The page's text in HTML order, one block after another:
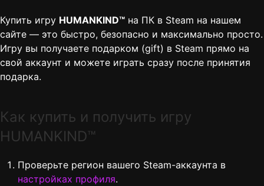
Купить игру HUMANKIND™ на ПК в Steam на нашем
сайте — это быстро, безопасно и максимально просто.
Игру вы получаете подарком (gift) в Steam прямо на
свой аккаунт и можете играть сразу после принятия
подарка.
Как купить и получить игру
HUMANKIND™
Проверьте регион вашего Steam-аккаунта в
настройках профиля.